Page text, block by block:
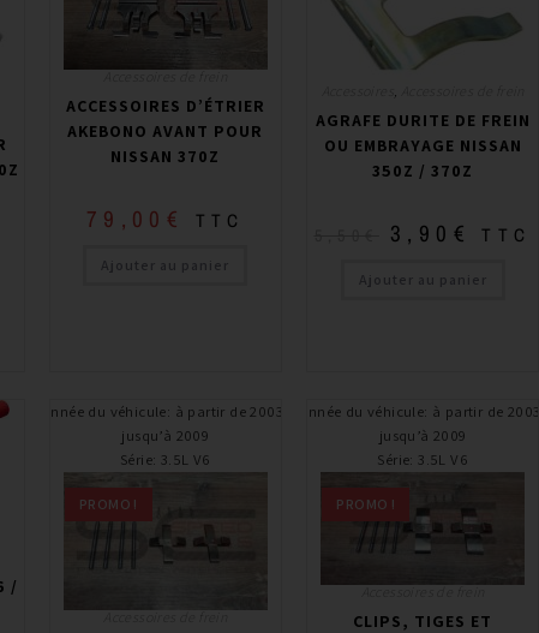
ACCESSOIRES D’ÉTRIER
AKEBONO AVANT POUR
NISSAN 370Z
79,00 € TTC
Ajouter au panier
,
AGRAFE DURITE DE FREIN
OU EMBRAYAGE NISSAN
350Z / 370Z
3,90 € TTC
Ajouter au panier
/
Année du véhicule: à partir de 2003,
jusqu’à 2009
Série: 3.5L V6
PROMO !
Année du véhicule: à partir de 2003,
jusqu’à 2009
Série: 3.5L V6
PROMO !
CLIPS, TIGES ET